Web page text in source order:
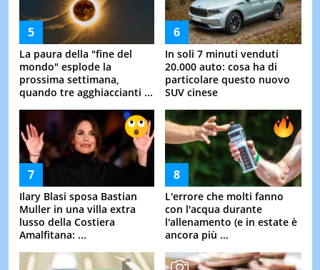
La paura della "fine del
mondo" esplode la
prossima settimana,
quando tre agghiaccianti ...
In soli 7 minuti venduti
20.000 auto: cosa ha di
particolare questo nuovo
SUV cinese
Ilary Blasi sposa Bastian
Muller in una villa extra
lusso della Costiera
Amalfitana: ...
L'errore che molti fanno
con l'acqua durante
l'allenamento (e in estate è
ancora più ...